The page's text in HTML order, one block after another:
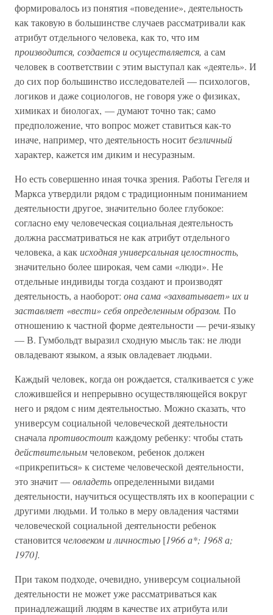
формировалось из понятия «поведение», деятельность
как таковую в большинстве случаев рассматривали как
атрибут отдельного человека, как то, что им
производится, создается и осуществляется, а сам
человек в соответствии с этим выступал как «деятель». И
до сих пор большинство исследователей — психологов,
логиков и даже социологов, не говоря уже о физиках,
химиках и биологах, — думают точно так; само
предположение, что вопрос может ставиться как-то
иначе, например, что деятельность носитбезличный
характер, кажется им диким и несуразным.
Но есть совершенно иная точка зрения. Работы Гегеля и
Маркса утвердили рядом с традиционным пониманием
деятельности другое, значительно более глубокое:
согласно ему человеческая социальная деятельность
должна рассматриваться не как атрибут отдельного
человека, а какисходная универсальная целостность,
значительно более широкая, чем сами «люди». Не
отдельные индивиды тогда создают и производят
деятельность, а наоборот: она сама «захватывает» их и
заставляет «вести» себя определенным образом. По
отношению к частной форме деятельности — речи-языку
— В. Гумбольдт выразил сходную мысль так: не люди
овладевают языком, а язык овладевает людьми.
Каждый человек, когда он рождается, сталкивается с уже
сложившейся и непрерывно осуществляющейся вокруг
него и рядом с ним деятельностью. Можно сказать, что
универсум социальной человеческой деятельности
сначала противостоит каждому ребенку: чтобы стать
действительнымчеловеком, ребенок должен
«прикрепиться» к системе человеческой деятельности,
это значит —овладетьопределенными видами
деятельности, научиться осуществлять их в кооперации с
другими людьми. И только в меру овладения частями
человеческой социальной деятельности ребенок
становитсячеловеком и личностью [1966 а*; 1968 а;
1970].
При таком подходе, очевидно, универсум социальной
деятельности не может уже рассматриваться как
принадлежащий людям в качестве их атрибута или